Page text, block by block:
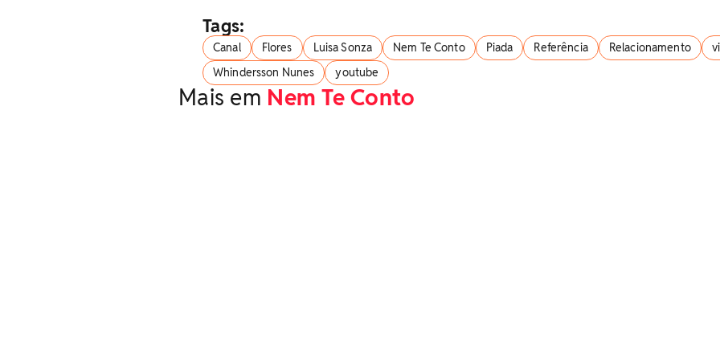
Tags:
Canal Flores Luisa Sonza Nem Te Conto Piada Referência Relacionamento
Whindersson Nunes
youtube
Mais em Nem Te Conto